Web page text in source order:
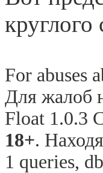
круглого
For abuses
Для жалоб
Float 1.0.3
18+.
1 queries,